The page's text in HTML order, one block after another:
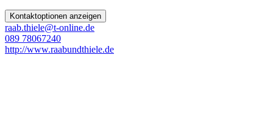
Kontaktoptionen anzeigen
raab.thiele@t-online.de
089 78067240
http://www.raabundthiele.de